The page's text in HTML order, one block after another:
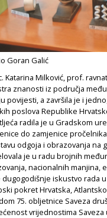
Goran Galić
Katarina Milković, prof.
znanosti iz područja
povijesti, a završila je i
poslova Republike
radila je u Gradskom
do zamjenice
odgoja i obrazovanja na
je u radu brojnih
nacionalnih manjina,
iskustvo rada
pokret Hrvatska,
75. obljetnice Saveza
vrijednostima Saveza